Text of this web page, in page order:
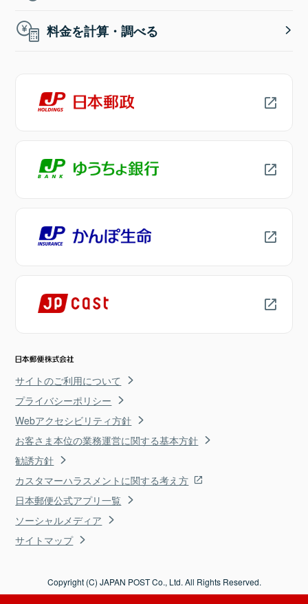
料金を計算・調べる
サイトのご利用について
プライバシーポリシー
Webアクセシビリティ方針
お客さま本位の業務運営に関する基本方針
勧誘方針
カスタマーハラスメントに関する考え方
日本郵便公式アプリ一覧
ソーシャルメディア
サイトマップ
Copyright (C) JAPAN POST Co., Ltd. All Rights Reserved.